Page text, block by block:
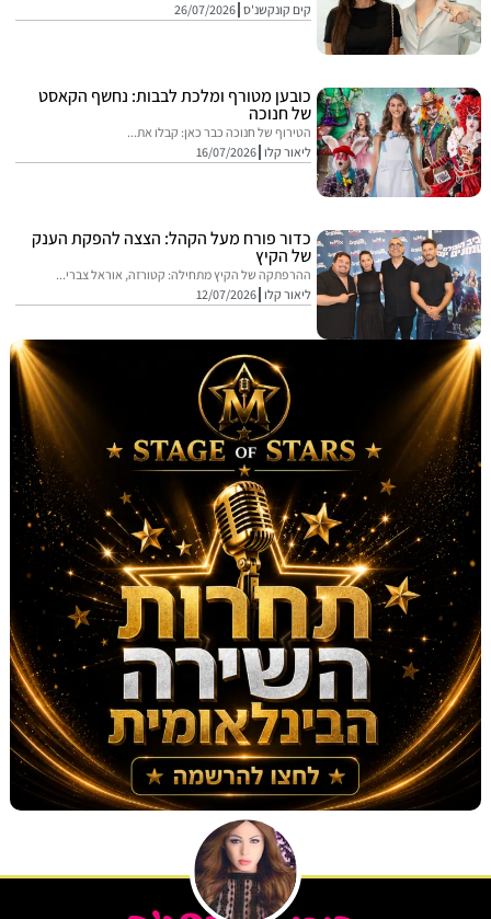
קים קונקשנ'ס 26/07/2026
כובען מטורף ומלכת לבבות: נחשף הקאסט
של חנוכה
הטירוף של חנוכה כבר כאן: קבלו את...
ליאור קלו 16/07/2026
כדור פורח מעל הקהל: הצצה להפקת הענק
של הקיץ
ההרפתקה של הקיץ מתחילה: קטורזה, אוראל צברי...
ליאור קלו 12/07/2026